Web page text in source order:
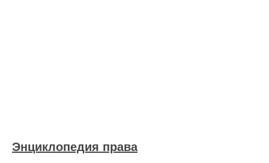
Энциклопедия права